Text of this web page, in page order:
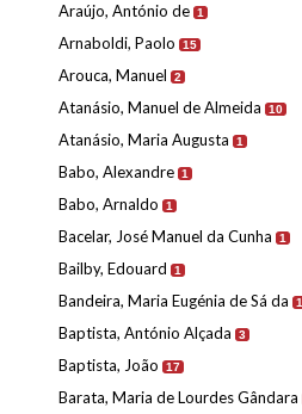
Araújo, António de 1
Arnaboldi, Paolo 15
Arouca, Manuel 2
Atanásio, Manuel de Almeida 10
Atanásio, Maria Augusta 1
Babo, Alexandre 1
Babo, Arnaldo 1
Bacelar, José Manuel da Cunha 1
Bailby, Edouard 1
Bandeira, Maria Eugénia de Sá da 1
Baptista, António Alçada 3
Baptista, João 17
Barata, Maria de Lourdes Gândara